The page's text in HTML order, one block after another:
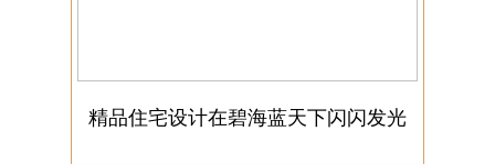
精品住宅设计在碧海蓝天下闪闪发光